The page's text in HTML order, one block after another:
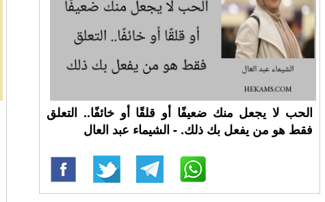
الحب لا يجعل منك ضعيفًا أو قلقًا أو خائفًا.. التعلق
فقط هو من يفعل بك ذلك. - الشيماء عبد العال